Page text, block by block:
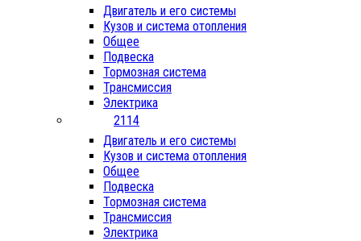
Двигатель и его системы
Кузов и система отопления
Общее
Подвеска
Тормозная система
Трансмиссия
Электрика
2114
Двигатель и его системы
Кузов и система отопления
Общее
Подвеска
Тормозная система
Трансмиссия
Электрика